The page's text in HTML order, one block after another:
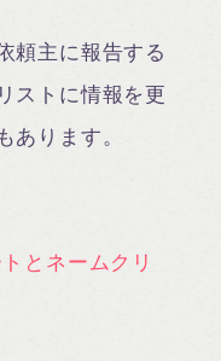
頼主に報告する
ストに情報を更
あります。
とネームクリ